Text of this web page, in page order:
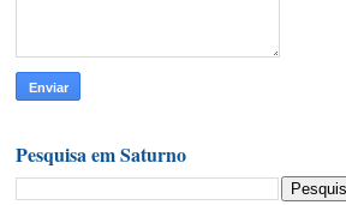
Pesquisa em Saturno